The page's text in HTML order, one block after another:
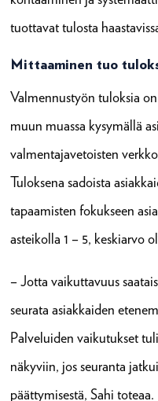
tuottavat tulosta
Mittaaminen tuo
Valmennustyön tuloksia
muun muassa kysymällä
valmentajavetoisten
Tuloksena sadoista
tapaamisten fokukseen
asteikolla 1 – 5, keskiarvo
– Jotta vaikuttavuus
seurata asiakkaiden
Palveluiden vaikutukset
näkyviin, jos seuranta
päättymisestä, Sahi toteaa.